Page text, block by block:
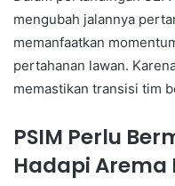
mengubah jalannya
memanfaatkan
pertahanan lawan.
memastikan transisi tim
PSIM Perlu
Hadapi Arema